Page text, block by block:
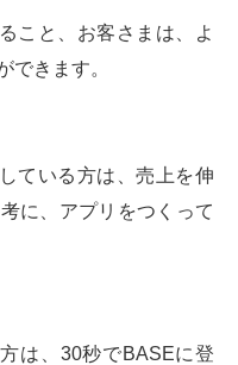
こと、お客さまは、よ
できます。
ている方は、売上を伸
に、アプリをつくって
は、30秒でBASEに登